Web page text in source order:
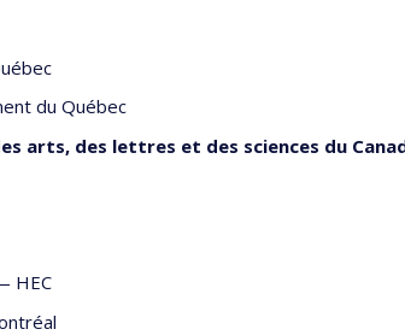
du Québec
arts, des lettres et des sciences du
HEC